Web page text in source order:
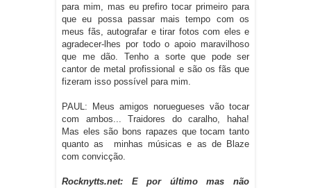
para mim, mas eu prefiro tocar primeiro para
que eu possa passar mais tempo com os
meus fãs, autografar e tirar fotos com eles e
agradecer-lhes por todo o apoio maravilhoso
que me dão. Tenho a sorte que pode ser
cantor de metal profissional e são os fãs que
fizeram isso possível para mim.
PAUL: Meus amigos noruegueses vão tocar
com ambos... Traidores do caralho, haha!
Mas eles são bons rapazes que tocam tanto
quanto as minhas músicas e as de Blaze
com convicção.
Rocknytts.net: E por último mas não